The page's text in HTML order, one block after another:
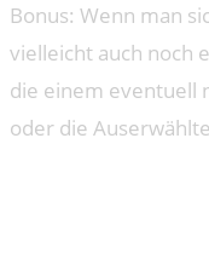
Bonus: Wenn man
vielleicht auch noch
die einem eventuell
oder die